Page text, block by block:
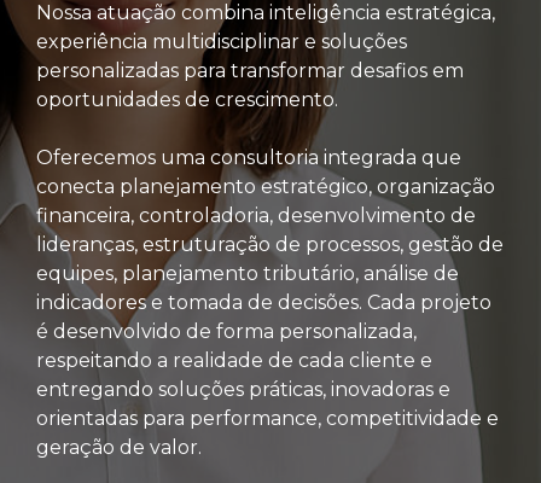
Nossa atuação combina inteligência estratégica,
experiência multidisciplinar e soluções
personalizadas para transformar desafios em
oportunidades de crescimento.
Oferecemos uma consultoria integrada que
conecta planejamento estratégico, organização
financeira, controladoria, desenvolvimento de
lideranças, estruturação de processos, gestão de
equipes, planejamento tributário, análise de
indicadores e tomada de decisões. Cada projeto
é desenvolvido de forma personalizada,
respeitando a realidade de cada cliente e
entregando soluções práticas, inovadoras e
orientadas para performance, competitividade e
geração de valor.